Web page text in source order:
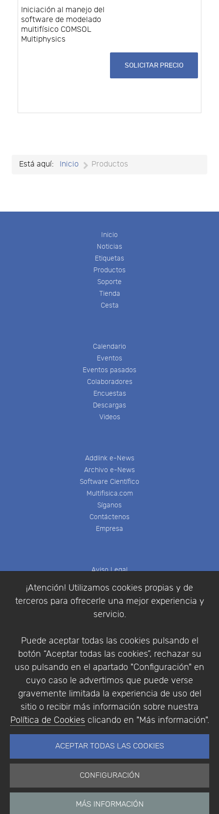
¡Atención! Utilizamos cookies propias y de
terceros para ofrecerle una mejor experiencia y
servicio.
Puede aceptar todas las cookies pulsando el
botón “Aceptar todas las cookies”, rechazar su
uso pulsando en el apartado "Configuración" en
cuyo caso le advertimos que puede verse
gravemente limitada la experiencia de uso del
sitio o recibir más información sobre nuestra
Política de Cookies clicando en "Más información".
ACEPTAR TODAS LAS COOKIES
CONFIGURACIÓN
MÁS INFORMACIÓN
Iniciación al manejo del
software de modelado
multifísico COMSOL
Multiphysics
SOLICITAR PRECIO
Está aquí: Inicio Productos
Inicio
Noticias
Etiquetas
Productos
Soporte
Tienda
Cesta
Calendario
Eventos
Eventos pasados
Colaboradores
Encuestas
Descargas
Videos
Addlink e-News
Archivo e-News
Software Científico
Multifisica.com
Síganos
Contáctenos
Empresa
Aviso Legal
Política de Privacidad
Condiciones de compra
Identificarse
Empresa|Aviso Legal| Política de Privacidad |
Política de Cookies
© Copyright 1994 - 2026. Addlink Software
Científico, S.L.
Portugal.